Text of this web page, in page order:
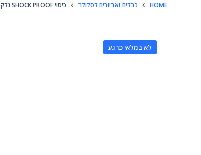
HOME כבלים ואביזרים לסלולר כיסוי SHOCK PROOF גלקסי NOTE 8
לא במלאי כרגע